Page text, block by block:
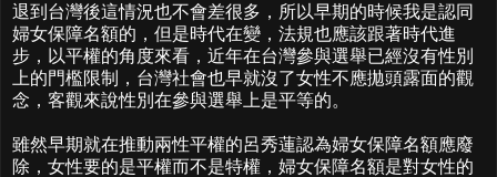
退到台灣後這情況也不會差很多，所以早期的時候我是認同
婦女保障名額的，但是時代在變，法規也應該跟著時代進
步，以平權的角度來看，近年在台灣參與選舉已經沒有性別
上的門檻限制，台灣社會也早就沒了女性不應拋頭露面的觀
念，客觀來說性別在參與選舉上是平等的。
雖然早期就在推動兩性平權的呂秀蓮認為婦女保障名額應廢
除，女性要的是平權而不是特權，婦女保障名額是對女性的